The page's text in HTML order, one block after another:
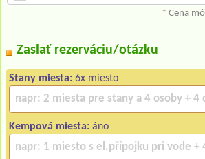
* Cena
Zaslať rezerváciu/otázku
Stany miesta: 6x miesto
Kempová miesta: áno